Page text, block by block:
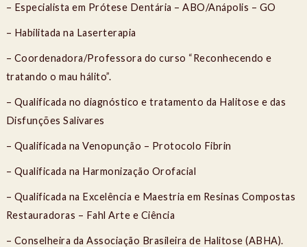
– Especialista em Prótese Dentária – ABO/Anápolis – GO
– Habilitada na Laserterapia
– Coordenadora/Professora do curso “Reconhecendo e
tratando o mau hálito”.
– Qualificada no diagnóstico e tratamento da Halitose e das
Disfunções Salivares
– Qualificada na Venopunção – Protocolo Fibrin
– Qualificada na Harmonização Orofacial
– Qualificada na Excelência e Maestria em Resinas Compostas
Restauradoras – Fahl Arte e Ciência
– Conselheira da Associação Brasileira de Halitose (ABHA).